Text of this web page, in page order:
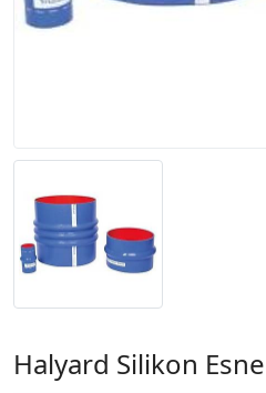
Halyard Silikon